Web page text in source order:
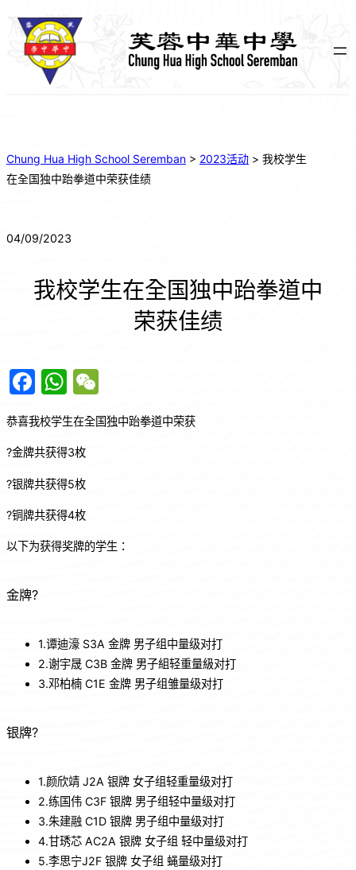
Chung Hua High School Seremban > 2023活动 > 我校学生
在全国独中跆拳道中荣获佳绩
04/09/2023
我校学生在全国独中跆拳道中
荣获佳绩
F
a
c
e
b
o
o
k
W
h
at
s
A
p
p
e
C
恭喜我校学生在全国独中跆拳道中荣获
?金牌共获得3枚
?银牌共获得5枚
?铜牌共获得4枚
以下为获得奖牌的学生：
金牌?
1.谭迪濠 S3A 金牌 男子组中量级对打
2.谢宇晟 C3B 金牌 男子組轻重量級对打
3.邓柏楠 C1E 金牌 男子组雏量级对打
银牌?
1.颜欣靖 J2A 银牌 女子组轻重量级对打
2.练国伟 C3F 银牌 男子组轻中量级对打
3.朱建融 C1D 银牌 男子组中量级对打
4.甘琇芯 AC2A 银牌 女子组 轻中量级对打
5.李思宁J2F 银牌 女子组 蝇量级对打